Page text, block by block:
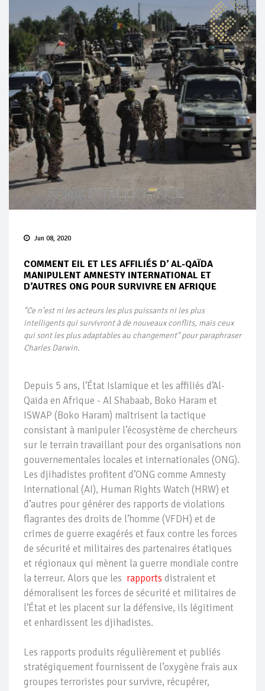
Jun 08, 2020
COMMENT EIL ET LES AFFILIÉS D’ AL-QAÏDA
MANIPULENT AMNESTY INTERNATIONAL ET
D’AUTRES ONG POUR SURVIVRE EN AFRIQUE
"Ce n’est ni les acteurs les plus puissants ni les plus
intelligents qui survivront à de nouveaux conflits, mais ceux
qui sont les plus adaptables au changement" pour paraphraser
Charles Darwin.
Depuis 5 ans, l’État Islamique et les affiliés d’Al-
Qaïda en Afrique - Al Shabaab, Boko Haram et
ISWAP (Boko Haram) maîtrisent la tactique
consistant à manipuler l’écosystème de chercheurs
sur le terrain travaillant pour des organisations non
gouvernementales locales et internationales (ONG).
Les djihadistes profitent d’ONG comme Amnesty
International (AI), Human Rights Watch (HRW) et
d’autres pour générer des rapports de violations
flagrantes des droits de l’homme (VFDH) et de
crimes de guerre exagérés et faux contre les forces
de sécurité et militaires des partenaires étatiques
et régionaux qui mènent la guerre mondiale contre
la terreur. Alors que les rapports distraient et
démoralisent les forces de sécurité et militaires de
l’État et les placent sur la défensive, ils légitiment
et enhardissent les djihadistes.
Les rapports produits régulièrement et publiés
stratégiquement fournissent de l’oxygène frais aux
groupes terroristes pour survivre, récupérer,